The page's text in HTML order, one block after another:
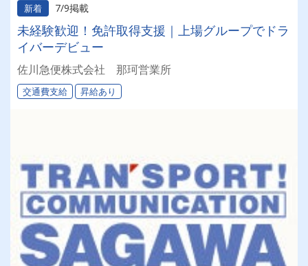
新着 7/9掲載
未経験歓迎！免許取得支援｜上場グループでドラ
イバーデビュー
佐川急便株式会社 那珂営業所
交通費支給 昇給あり